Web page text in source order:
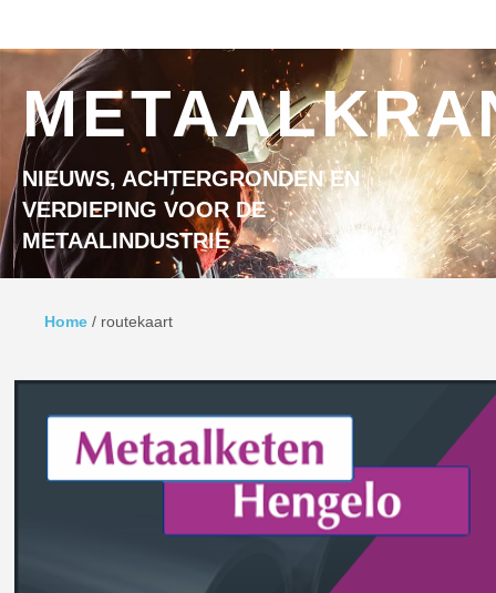
NIEUWS, ACHTERGRONDEN EN
VERDIEPING VOOR DE
METAALINDUSTRIE
Home / routekaart